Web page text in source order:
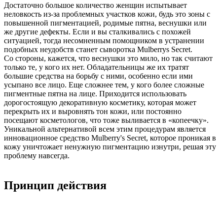
Достаточно большое количество женщин испытывает
неловкость из-за проблемных участков кожи, будь это зоны с
повышенной пигментацией, родимые пятна, веснушки или
же другие дефекты. Если и вы сталкивались с похожей
ситуацией, тогда несомненным помощником в устранении
подобных неудобств станет сыворотка Mulberrys Secret.
Со стороны, кажется, что веснушки это мило, но так считают
только те, у кого их нет. Обладательницы же их тратят
большие средства на борьбу с ними, особенно если ими
усыпано все лицо. Еще сложнее тем, у кого более сложные
пигментные пятна на лице. Приходится использовать
дорогостоящую декоративную косметику, которая может
перекрыть их и выровнять тон кожи, или постоянно
посещают косметологов, что тоже выливается в «копеечку».
Уникальной альтернативой всем этим процедурам является
инновационное средство Mulberry's Secret, которое проникая в
кожу уничтожает ненужную пигментацию изнутри, решая эту
проблему навсегда.
Принцип действия